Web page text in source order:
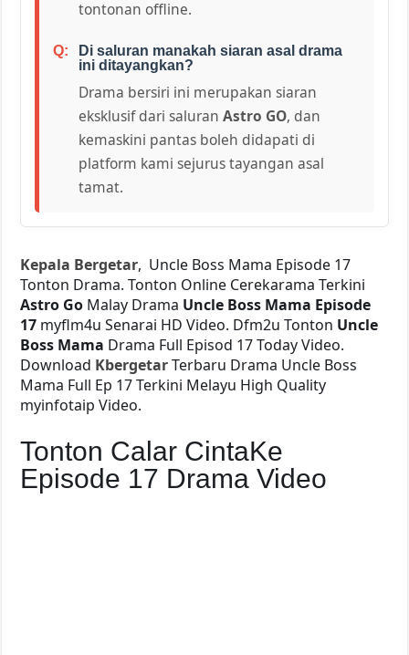
tontonan offline.
Di saluran manakah siaran asal drama
ini ditayangkan?
Drama bersiri ini merupakan siaran
eksklusif dari saluranAstro GO, dan
kemaskini pantas boleh didapati di
platform kami sejurus tayangan asal
tamat.
Kepala Bergetar, Uncle Boss Mama Episode 17
Tonton Drama. Tonton Online Cerekarama Terkini
Astro Go Malay Drama Uncle Boss Mama Episode
17 myflm4u Senarai HD Video. Dfm2u Tonton Uncle
Boss Mama Drama Full Episod 17 Today Video.
Download KbergetarTerbaru Drama Uncle Boss
Mama Full Ep 17 Terkini Melayu High Quality
myinfotaip Video.
Tonton Calar CintaKe
Episode 17 Drama Video